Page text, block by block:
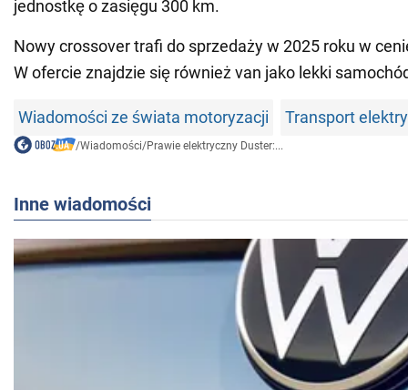
jednostkę o zasięgu 300 km.
Nowy crossover trafi do sprzedaży w 2025 roku w
W ofercie znajdzie się również van jako lekki
Wiadomości ze świata motoryzacji Transport
/Wiadomości/Prawie elektryczny Duster:...
Inne wiadomości